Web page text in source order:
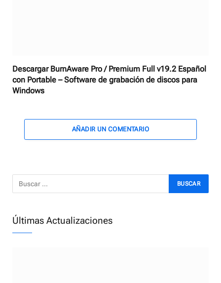
Descargar BurnAware Pro / Premium Full v19.2 Español
con Portable – Software de grabación de discos para
Windows
AÑADIR UN COMENTARIO
Últimas Actualizaciones